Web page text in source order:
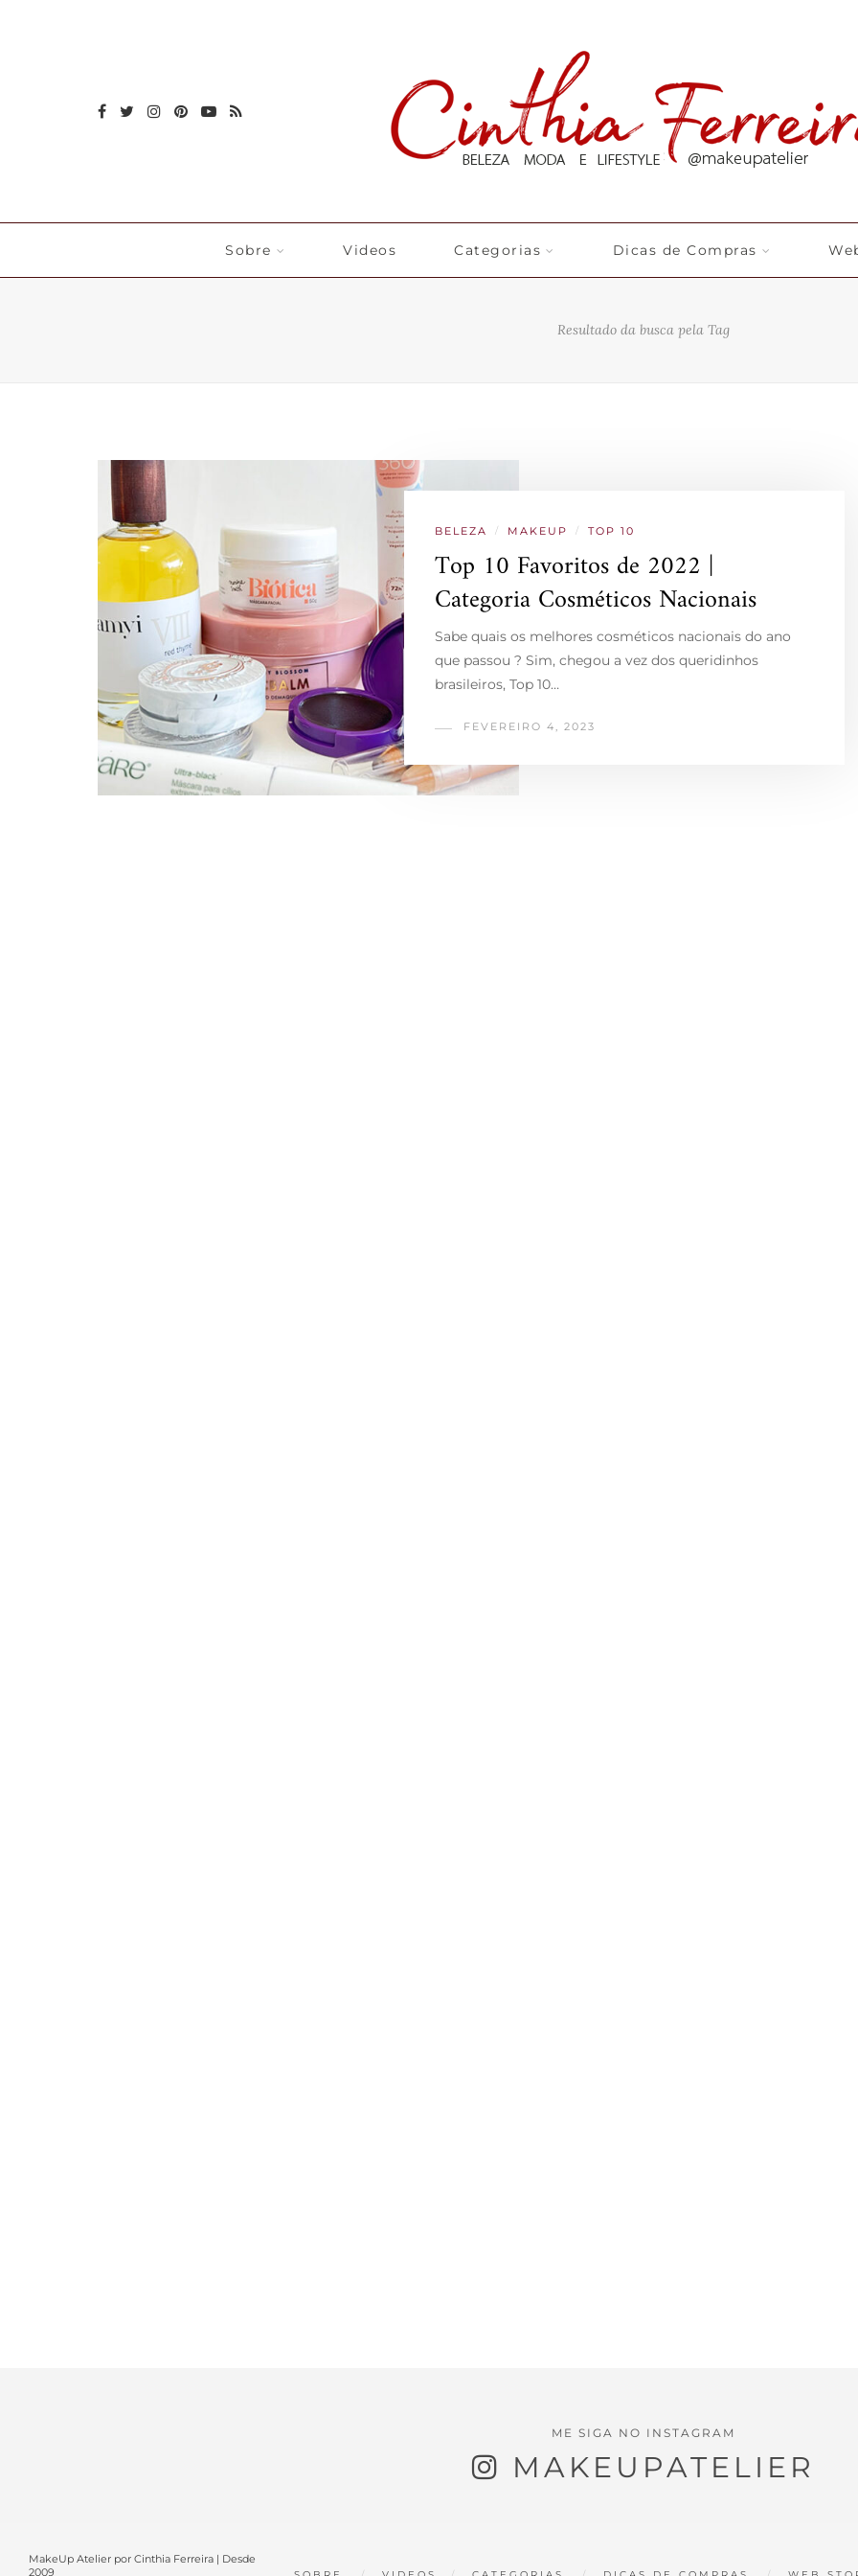
Sobre Videos Categorias Dicas de Compras
Resultado da busca pela Tag
BELEZA / MAKEUP / TOP 10
Top 10 Favoritos de 2022 |
Categoria Cosméticos Nacionais
Sabe quais os melhores cosméticos nacionais do ano
que passou ? Sim, chegou a vez dos queridinhos
brasileiros, Top 10…
FEVEREIRO 4, 2023
ME SIGA NO INSTAGRAM
MAKEUPATELIER
MakeUp Atelier por Cinthia Ferreira | Desde
2009